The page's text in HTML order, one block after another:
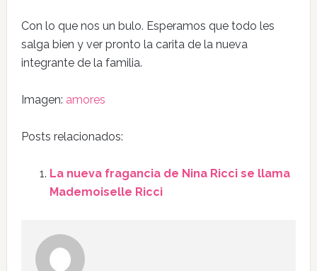
Con lo que nos un bulo. Esperamos que todo les
salga bien y ver pronto la carita de la nueva
integrante de la familia.
Imagen: amores
Posts relacionados:
La nueva fragancia de Nina Ricci se llama
Mademoiselle Ricci